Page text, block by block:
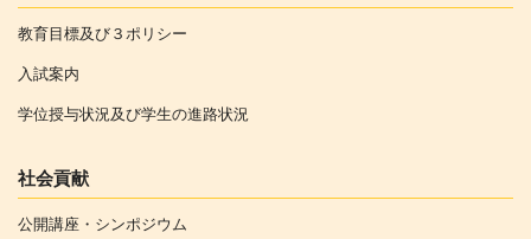
教育目標及び３ポリシー
入試案内
学位授与状況及び学生の進路状況
社会貢献
公開講座・シンポジウム